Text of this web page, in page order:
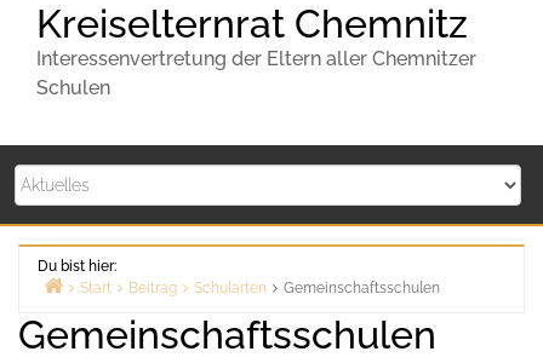
Kreiselternrat Chemnitz
Interessenvertretung der Eltern aller Chemnitzer
Schulen
Du bist hier:
Start
Beitrag Schularten Gemeinschaftsschulen
Gemeinschaftsschulen